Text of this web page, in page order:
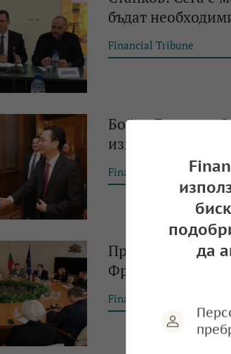
бъдат
Financial Tribune
Бойко Борисов:
изграждането на
Financial Tribune
През 2026 г. се
Фраматом за 6-и
Financial Tribune
да